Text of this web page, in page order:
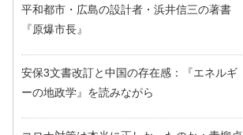
平和都市・広島の設計者・浜井信三の著書
『原爆市長』
安保3文書改訂と中国の存在感：『エネルギ
ーの地政学』を読みながら